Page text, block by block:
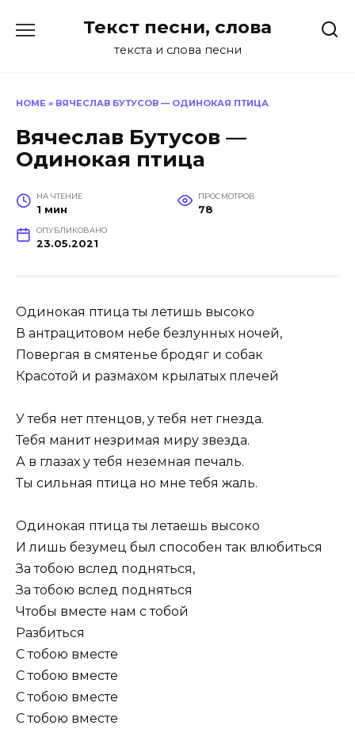
Текст песни, слова
текста и слова песни
HOME » ВЯЧЕСЛАВ БУТУСОВ — ОДИНОКАЯ ПТИЦА
Вячеслав Бутусов —
Одинокая птица
НА ЧТЕНИЕ
1 мин
ПРОСМОТРОВ
78
ОПУБЛИКОВАНО
23.05.2021
Одинокая птица ты летишь высоко
В антрацитовом небе безлунных ночей,
Повергая в смятенье бродяг и собак
Красотой и размахом крылатых плечей
У тебя нет птенцов, у тебя нет гнезда.
Тебя манит незримая миру звезда.
А в глазах у тебя неземная печаль.
Ты сильная птица но мне тебя жаль.
Одинокая птица ты летаешь высоко
И лишь безумец был способен так влюбиться
За тобою вслед подняться,
За тобою вслед подняться
Чтобы вместе нам с тобой
Разбиться
С тобою вместе
С тобою вместе
С тобою вместе
С тобою вместе